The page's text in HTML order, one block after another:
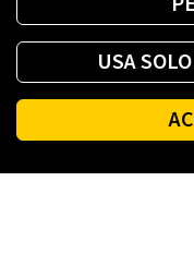
USA